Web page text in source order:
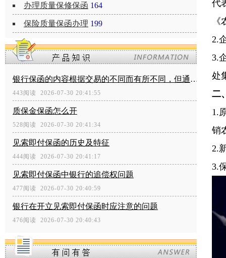
办理质量保修保函 164
保险质量保函办理 199
银行保函的内容根据交易的不同而有所不同，但通常包括以下内容
443阅读 2026-07-30 20:41:55
质保金保函怎么开
528阅读 2026-07-30 20:41:34
见索即付保函的历史及特征
444阅读 2026-07-30 20:41:17
见索即付保函中银行的追偿权问题
477阅读 2026-07-30 20:40:59
银行在开立见索即付保函时应注意的问题
476阅读 2026-07-30 20:40:43
代
2.
3.
处
二
1.
销
2.
3.